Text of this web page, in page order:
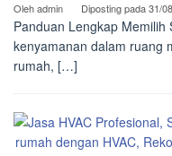
Olehadmin Diposting pada31/
Panduan Lengkap Memilih
kenyamanan dalam ruang
rumah, […]